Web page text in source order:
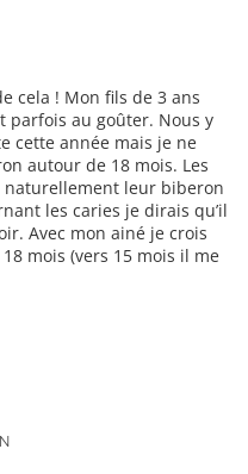
cela ! Mon fils de 3 ans
parfois au goûter. Nous y
cette année mais je ne
autour de 18 mois. Les
leur biberon
les caries je dirais qu’il
Avec mon ainé je crois
mois (vers 15 mois il me